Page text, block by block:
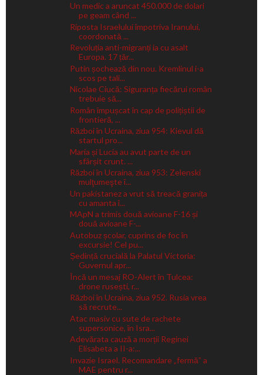
Un medic a aruncat 450.000 de dolari
pe geam când ...
Riposta Israelului împotriva Iranului,
coordonată ...
Revoluția anti-migranți ia cu asalt
Europa. 17 țăr...
Putin șochează din nou. Kremlinul i-a
scos pe tali...
Nicolae Ciucă: Siguranța fiecărui român
trebuie să...
Român împușcat în cap de polițiștii de
frontieră, ...
Război în Ucraina, ziua 954: Kievul dă
startul pro...
Maria și Lucia au avut parte de un
sfârșit crunt. ...
Război în Ucraina, ziua 953: Zelenski
mulţumeşte î...
Un pakistanez a vrut să treacă granița
cu amanta î...
MApN a trimis două avioane F-16 și
două avioane F-...
Autobuz școlar, cuprins de foc în
excursie! Cel pu...
Ședință crucială la Palatul Victoria:
Guvernul apr...
Încă un mesaj RO-Alert în Tulcea:
drone rusești, r...
Război în Ucraina, ziua 952. Rusia vrea
să recrute...
Atac masiv cu sute de rachete
supersonice, în Isra...
Adevărata cauză a morții Reginei
Elisabeta a II-a:...
Invazie Israel. Recomandare „fermă” a
MAE pentru r...